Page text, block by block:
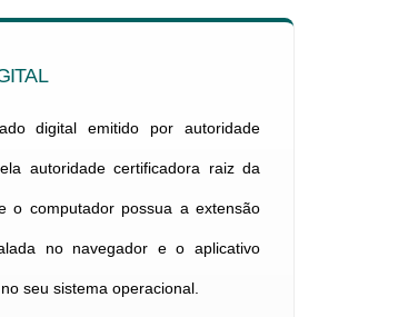
digital emitido por autoridade
autoridade certificadora raiz da
o computador possua a extensão
no navegador e o aplicativo
seu sistema operacional.